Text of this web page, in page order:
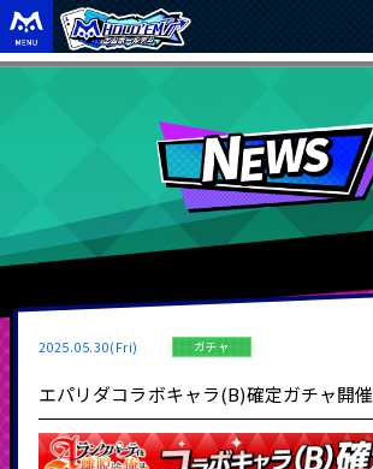
2025.05.30(Fri) ガチャ
エパリダコラボキャラ(B)確定ガチャ開催